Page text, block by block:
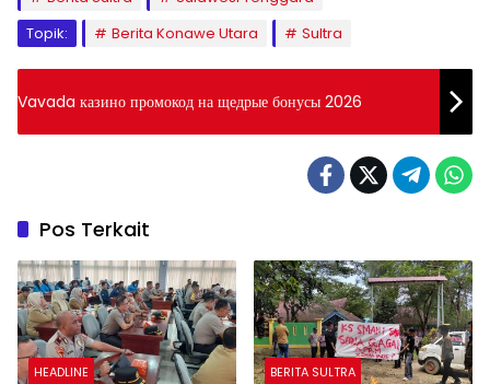
Topik:
Berita Konawe Utara Sultra
Vavada казино промокод на щедрые бонусы 2026
Pos Terkait
HEADLINE BERITA SULTRA